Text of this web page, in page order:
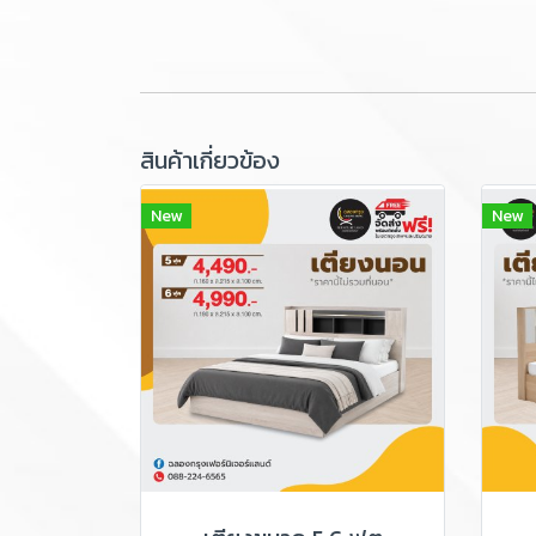
สินค้าเกี่ยวข้อง
New New